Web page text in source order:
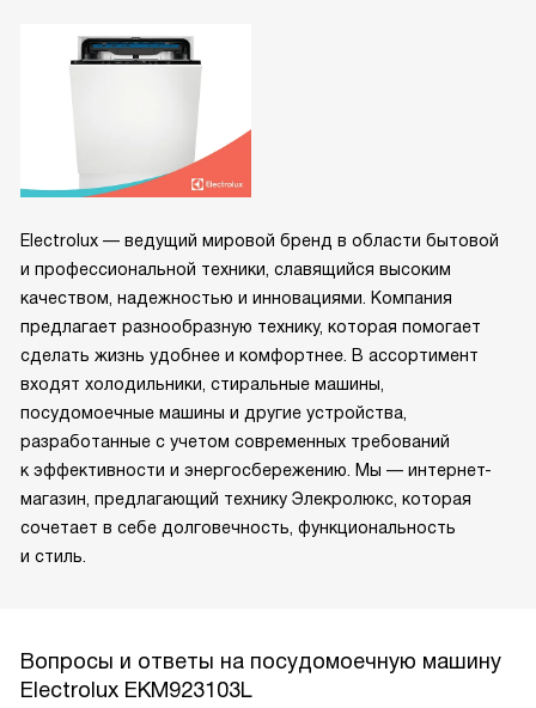
Electrolux — ведущий мировой бренд в области бытовой
и профессиональной техники, славящийся высоким
качеством, надежностью и инновациями. Компания
предлагает разнообразную технику, которая помогает
сделать жизнь удобнее и комфортнее. В ассортимент
входят холодильники, стиральные машины,
посудомоечные машины и другие устройства,
разработанные с учетом современных требований
к эффективности и энергосбережению. Мы — интернет-
магазин, предлагающий технику Элекролюкс, которая
сочетает в себе долговечность, функциональность
и стиль.
Вопросы и ответы на посудомоечную машину
Electrolux EKM923103L